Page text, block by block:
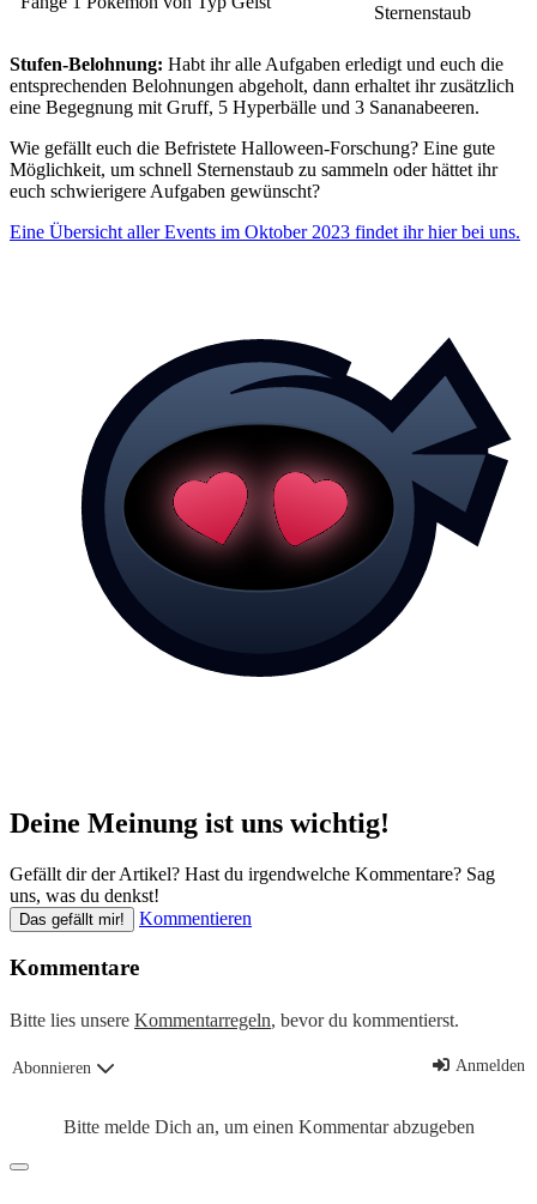
Sternenstaub
Stufen-Belohnung: Habt ihr alle Aufgaben erledigt und euch die
entsprechenden Belohnungen abgeholt, dann erhaltet ihr zusätzlich
eine Begegnung mit Gruff, 5 Hyperbälle und 3 Sananabeeren.
Wie gefällt euch die Befristete Halloween-Forschung? Eine gute
Möglichkeit, um schnell Sternenstaub zu sammeln oder hättet ihr
euch schwierigere Aufgaben gewünscht?
Eine Übersicht aller Events im Oktober 2023 findet ihr hier bei uns.
Deine Meinung ist uns wichtig!
Gefällt dir der Artikel? Hast du irgendwelche Kommentare? Sag
uns, was du denkst!
Das gefällt mir! Kommentieren
Kommentare
Bitte lies unsere Kommentarregeln, bevor du kommentierst.
Abonnieren Anmelden
Bitte melde Dich an, um einen Kommentar abzugeben